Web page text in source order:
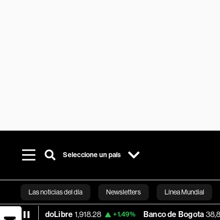
Seleccione un país
Las noticias del día Newsletters Línea Mundial
Bloomberg
1,918.28 +1.49% Banco de Bogota 38,800.00